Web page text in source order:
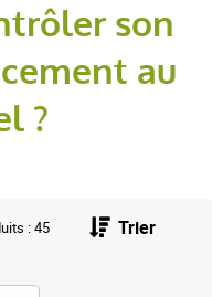
son
au
?
: 45 Trier